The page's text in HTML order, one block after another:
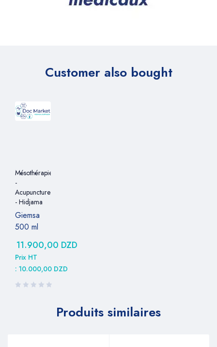
Customer also bought
Mésothérapie
-
Acupuncture
- Hidjama
Giemsa
500 ml
11.900,00 DZD
Prix HT
: 10.000,00 DZD
Produits similaires